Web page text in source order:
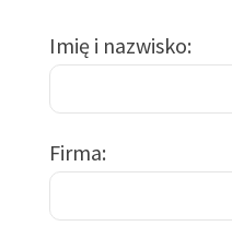
Imię i nazwisko
Firma